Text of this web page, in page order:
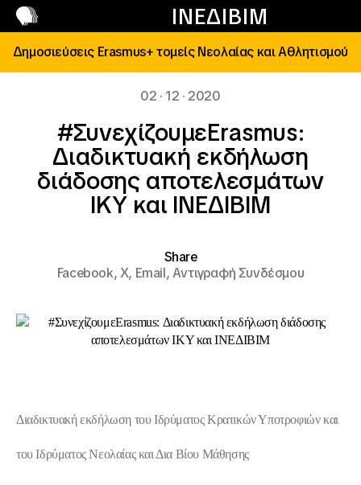
ΙΝΕΔΙΒΙΜ
Επικοινωνία
Δημοσιεύσεις Erasmus+ τομείς Νεολαίας και Αθλητισμού
02 · 12 · 2020
#ΣυνεχίζουμεErasmus:
Διαδικτυακή εκδήλωση
διάδοσης αποτελεσμάτων
ΙΚΥ και ΙΝΕΔΙΒΙΜ
Share
Facebook,X, Email,Αντιγραφή Συνδέσμου
Διαδικτυακή εκδήλωση του Ιδρύματος Κρατικών Υποτροφιών και
του Ιδρύματος Νεολαίας και Δια Βίου Μάθησης